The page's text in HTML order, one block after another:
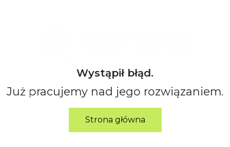
Wystąpił błąd.
Już pracujemy nad jego rozwiązaniem.
Strona główna